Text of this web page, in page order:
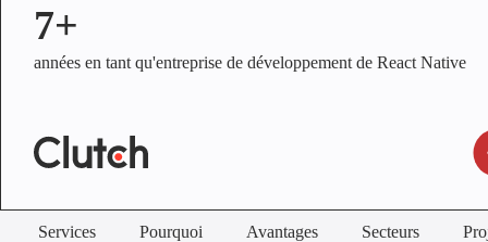
7+
années en tant qu'entreprise de développement de React Native
Services
Pourquoi
Avantages Secteurs